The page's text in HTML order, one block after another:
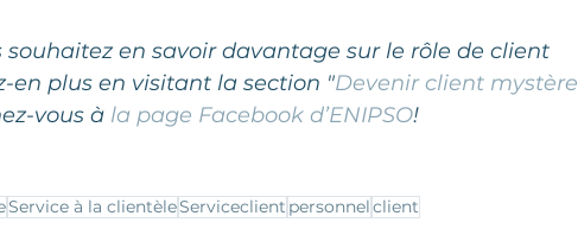
souhaitez en savoir davantage sur le rôle de client
en plus en visitant la section "Devenir client mystère
vous à la page Facebook d’ENIPSO!
Service à la clientèleServiceclient personnelclient